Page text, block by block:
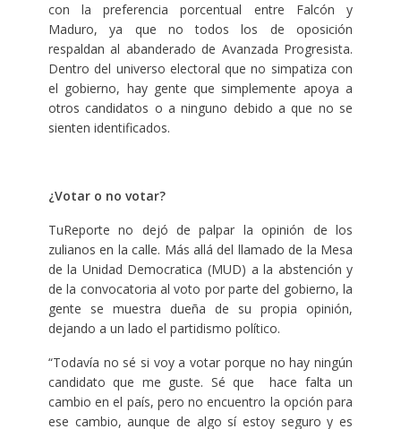
con la preferencia porcentual entre Falcón y
Maduro, ya que no todos los de oposición
respaldan al abanderado de Avanzada Progresista.
Dentro del universo electoral que no simpatiza con
el gobierno, hay gente que simplemente apoya a
otros candidatos o a ninguno debido a que no se
sienten identificados.
¿Votar o no votar?
TuReporte no dejó de palpar la opinión de los
zulianos en la calle. Más allá del llamado de la Mesa
de la Unidad Democratica (MUD) a la abstención y
de la convocatoria al voto por parte del gobierno, la
gente se muestra dueña de su propia opinión,
dejando a un lado el partidismo político.
“Todavía no sé si voy a votar porque no hay ningún
candidato que me guste. Sé que hace falta un
cambio en el país, pero no encuentro la opción para
ese cambio, aunque de algo sí estoy seguro y es